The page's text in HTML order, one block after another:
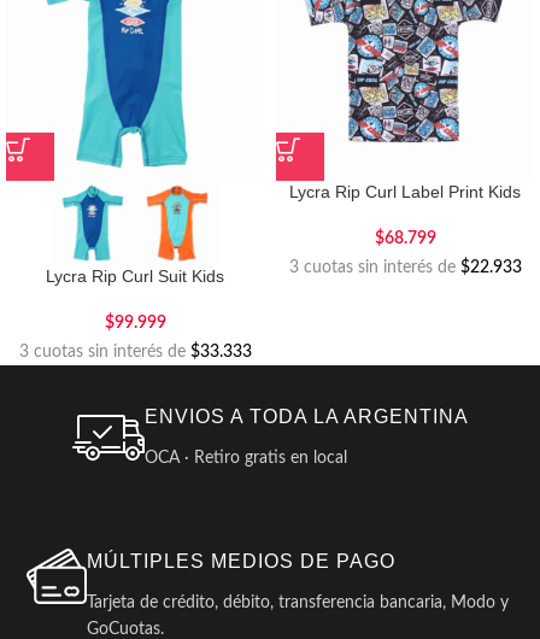
Lycra Rip Curl Suit Kids
$99.999
3 cuotas sin interés de $33.333
Lycra Rip Curl Label Print Kids
$68.799
3 cuotas sin interés de $22.933
ENVIOS A TODA LA ARGENTINA
OCA · Retiro gratis en local
MÚLTIPLES MEDIOS DE PAGO
Tarjeta de crédito, débito, transferencia bancaria, Modo y
GoCuotas.